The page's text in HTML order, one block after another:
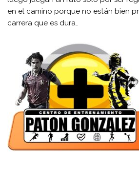
en el camino porque no están bien
carrera que es dura..